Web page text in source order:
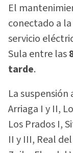
El
conectado a
servicio
Sula entre las
tarde.
La
Arriaga I y II,
Los Prados I,
II y III, Real